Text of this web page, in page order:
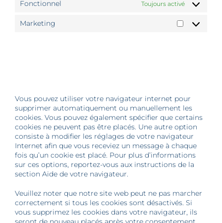
Fonctionnel Toujours activé
Marketing Marketing
Vous pouvez utiliser votre navigateur internet pour
supprimer automatiquement ou manuellement les
cookies. Vous pouvez également spécifier que certains
cookies ne peuvent pas être placés. Une autre option
consiste à modifier les réglages de votre navigateur
Internet afin que vous receviez un message à chaque
fois qu’un cookie est placé. Pour plus d’informations
sur ces options, reportez-vous aux instructions de la
section Aide de votre navigateur.
Veuillez noter que notre site web peut ne pas marcher
correctement si tous les cookies sont désactivés. Si
vous supprimez les cookies dans votre navigateur, ils